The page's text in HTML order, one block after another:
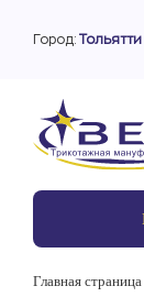
Город: Тольятти
Главная страница